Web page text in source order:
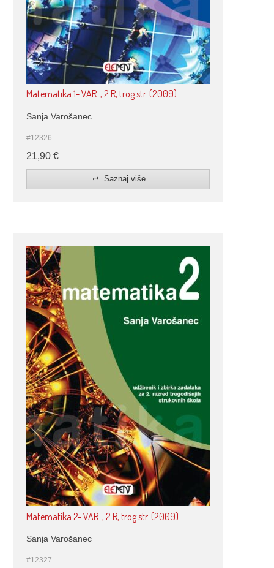
Matematika 1- VAR. , 2.R, trog.str. (2009)
Sanja Varošanec
#12326
21,90 €
Saznaj više
Matematika 2- VAR. , 2.R, trog.str. (2009)
Sanja Varošanec
#12327